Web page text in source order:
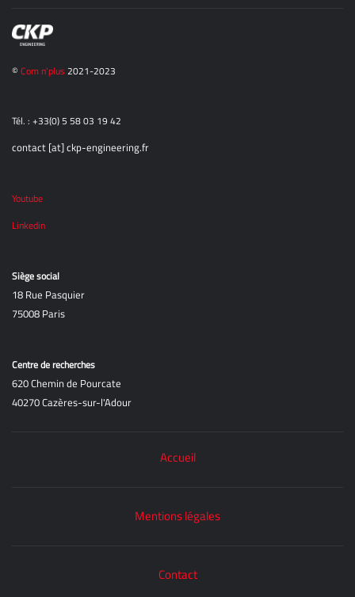
© Com n'plus 2021-2023
Tél. : +33(0) 5 58 03 19 42
contact [at] ckp-engineering.fr
Youtube
Linkedin
Siège social
18 Rue Pasquier
75008 Paris
Centre de recherches
620 Chemin de Pourcate
40270 Cazères-sur-l'Adour
Accueil
Mentions légales
Contact